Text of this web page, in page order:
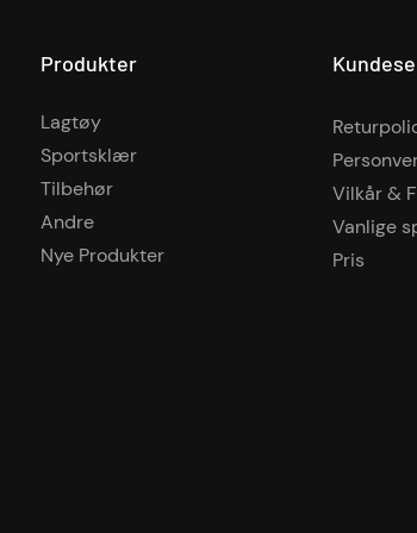
Produkter
Lagtøy
Sportsklær
Tilbehør
Andre
Nye Produkter
Vilkår &
Vanlige
Pris